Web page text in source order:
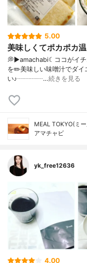
5.00
美味しくてポカポカ
💭▶️amachabi☾ココがイ
を✏️美味しい味噌汁でダイ
い♪┈┈┈┈…続きを見る
MEAL TOKYO(ミ
アマチャビ
yk_free12636
4.00